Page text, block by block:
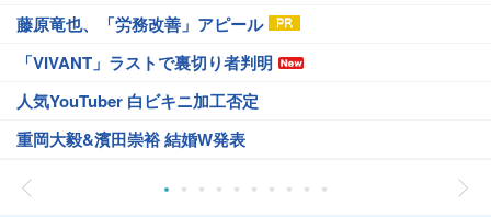
藤原竜也、「労務改善」アピール
「VIVANT」ラストで裏切り者判明
人気YouTuber 白ビキニ加工否定
重岡大毅&濱田崇裕 結婚W発表